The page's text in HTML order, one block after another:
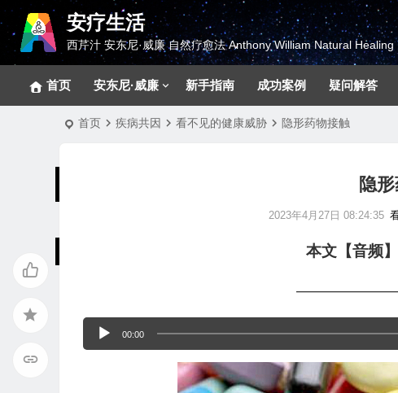
安疗生活
西芹汁 安东尼·威廉 自然疗愈法 Anthony William Natural Healing
首页 安东尼·威廉 新手指南 成功案例 疑问解答
首页 疾病共因 看不见的健康威胁 隐形药物接触
隐
2023年4月27日 08:24:35
本文【音频
频
00:00